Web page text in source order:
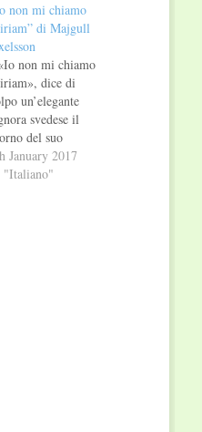
non mi chiamo
di Majgull
non mi chiamo
dice di
un’elegante
svedese il
del suo
di fronte
January 2017
"Italiano"